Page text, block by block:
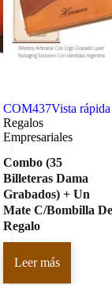
COM437Vista rápida
Regalos
Empresariales
Combo (35
Billeteras Dama
Grabados) + Un
Mate C/Bombilla
Regalo
Leer más